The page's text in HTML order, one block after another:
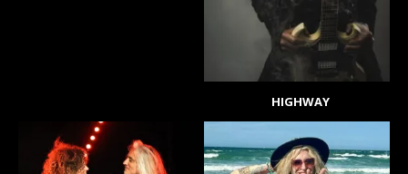
HIGHWAY